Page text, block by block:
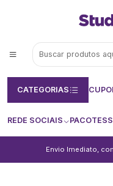
CATEGORIAS
REDE SOCIAIS PACOTES
Envio Imediato,